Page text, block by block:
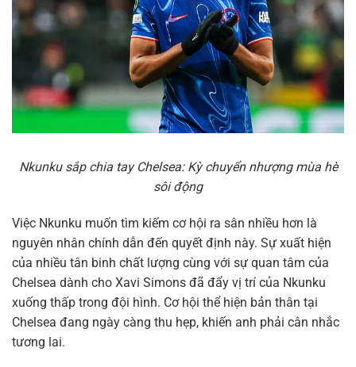
Nkunku sắp chia tay Chelsea: Kỳ chuyển nhượng mùa hè
sôi động
Việc Nkunku muốn tìm kiếm cơ hội ra sân nhiều hơn là
nguyên nhân chính dẫn đến quyết định này. Sự xuất hiện
của nhiều tân binh chất lượng cùng với sự quan tâm của
Chelsea dành cho Xavi Simons đã đẩy vị trí của Nkunku
xuống thấp trong đội hình. Cơ hội thể hiện bản thân tại
Chelsea đang ngày càng thu hẹp, khiến anh phải cân nhắc
tương lai.